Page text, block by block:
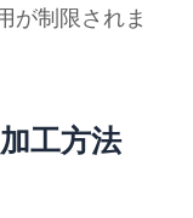
が制限されま
工方法